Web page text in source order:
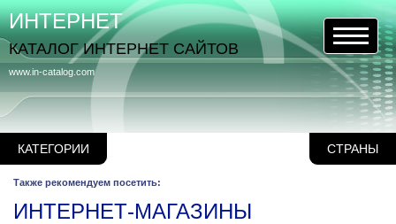
КАТЕГОРИИ СТРАНЫ
www.in-catalog.com
ИНТЕРНЕТ
КАТАЛОГ ИНТЕРНЕТ САЙТОВ
Также рекомендуем посетить:
ИНТЕРНЕТ-МАГАЗИНЫ